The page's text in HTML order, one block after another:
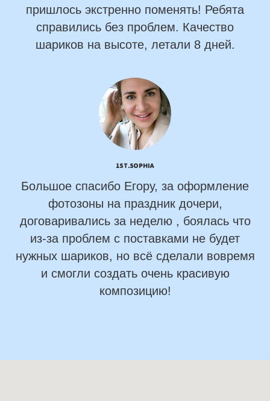
пришлось экстренно поменять! Ребята
справились без проблем. Качество
шариков на высоте, летали 8 дней.
1st.Sophia
Большое спасибо Егору, за оформление
фотозоны на праздник дочери,
договаривались за неделю , боялась что
из-за проблем с поставками не будет
нужных шариков, но всё сделали вовремя
и смогли создать очень красивую
композицию!